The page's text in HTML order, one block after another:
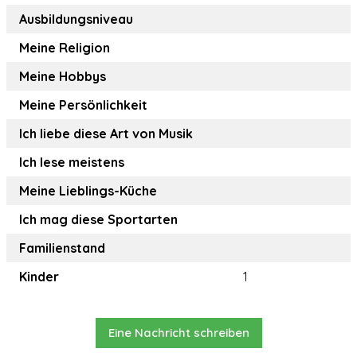
Ausbildungsniveau
Meine Religion
Meine Hobbys
Meine Persönlichkeit
Ich liebe diese Art von Musik
Ich lese meistens
Meine Lieblings-Küche
Ich mag diese Sportarten
Familienstand
Kinder
1
Eine Nachricht schreiben